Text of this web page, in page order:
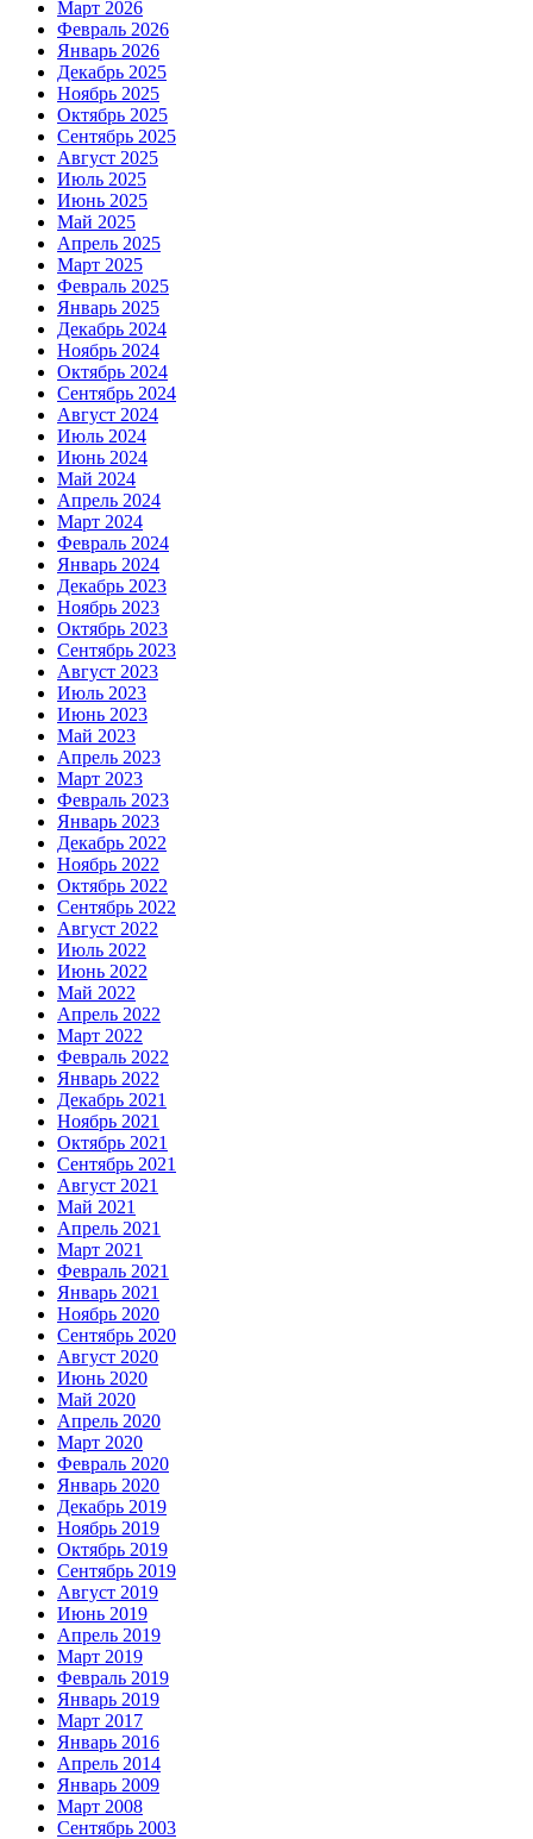
Март 2026
Февраль 2026
Январь 2026
Декабрь 2025
Ноябрь 2025
Октябрь 2025
Сентябрь 2025
Август 2025
Июль 2025
Июнь 2025
Май 2025
Апрель 2025
Март 2025
Февраль 2025
Январь 2025
Декабрь 2024
Ноябрь 2024
Октябрь 2024
Сентябрь 2024
Август 2024
Июль 2024
Июнь 2024
Май 2024
Апрель 2024
Март 2024
Февраль 2024
Январь 2024
Декабрь 2023
Ноябрь 2023
Октябрь 2023
Сентябрь 2023
Август 2023
Июль 2023
Июнь 2023
Май 2023
Апрель 2023
Март 2023
Февраль 2023
Январь 2023
Декабрь 2022
Ноябрь 2022
Октябрь 2022
Сентябрь 2022
Август 2022
Июль 2022
Июнь 2022
Май 2022
Апрель 2022
Март 2022
Февраль 2022
Январь 2022
Декабрь 2021
Ноябрь 2021
Октябрь 2021
Сентябрь 2021
Август 2021
Май 2021
Апрель 2021
Март 2021
Февраль 2021
Январь 2021
Ноябрь 2020
Сентябрь 2020
Август 2020
Июнь 2020
Май 2020
Апрель 2020
Март 2020
Февраль 2020
Январь 2020
Декабрь 2019
Ноябрь 2019
Октябрь 2019
Сентябрь 2019
Август 2019
Июнь 2019
Апрель 2019
Март 2019
Февраль 2019
Январь 2019
Март 2017
Январь 2016
Апрель 2014
Январь 2009
Март 2008
Сентябрь 2003